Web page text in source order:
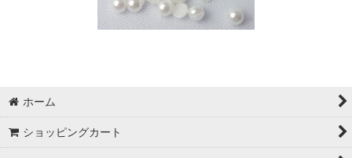
ホーム
ショッピングカート